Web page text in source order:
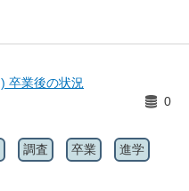
卒業後の状況
0
調査 卒業 進学